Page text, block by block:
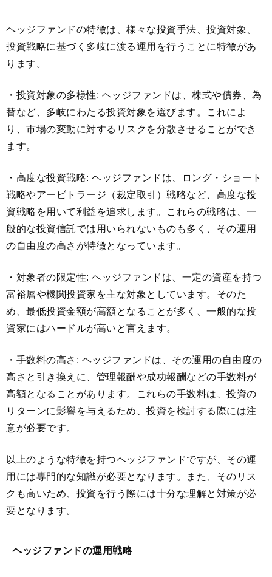
ヘッジファンドの特徴は、様々な投資手法、投資対象、
投資戦略に基づく多岐に渡る運用を行うことに特徴があ
ります。
・投資対象の多様性: ヘッジファンドは、株式や債券、為
替など、多岐にわたる投資対象を選びます。これによ
り、市場の変動に対するリスクを分散させることができ
ます。
・高度な投資戦略: ヘッジファンドは、ロング・ショート
戦略やアービトラージ（裁定取引）戦略など、高度な投
資戦略を用いて利益を追求します。これらの戦略は、一
般的な投資信託では用いられないものも多く、その運用
の自由度の高さが特徴となっています。
・対象者の限定性: ヘッジファンドは、一定の資産を持つ
富裕層や機関投資家を主な対象としています。そのた
め、最低投資金額が高額となることが多く、一般的な投
資家にはハードルが高いと言えます。
・手数料の高さ: ヘッジファンドは、その運用の自由度の
高さと引き換えに、管理報酬や成功報酬などの手数料が
高額となることがあります。これらの手数料は、投資の
リターンに影響を与えるため、投資を検討する際には注
意が必要です。
以上のような特徴を持つヘッジファンドですが、その運
用には専門的な知識が必要となります。また、そのリス
クも高いため、投資を行う際には十分な理解と対策が必
要となります。
ヘッジファンドの運用戦略